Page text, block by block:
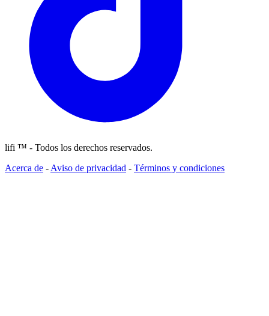
lifi ™ - Todos los derechos reservados.
Acerca de - Aviso de privacidad - Términos y condiciones